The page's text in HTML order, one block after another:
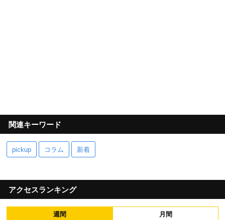
関連キーワード
pickup コラム 新着
アクセスランキング
週間 月間